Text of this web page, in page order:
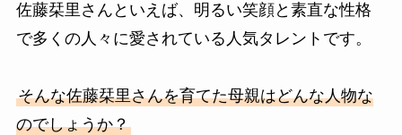
佐藤栞里さんといえば、明るい笑顔と素直な性格
で多くの人々に愛されている人気タレントです。
そんな佐藤栞里さんを育てた母親はどんな人物な
のでしょうか？